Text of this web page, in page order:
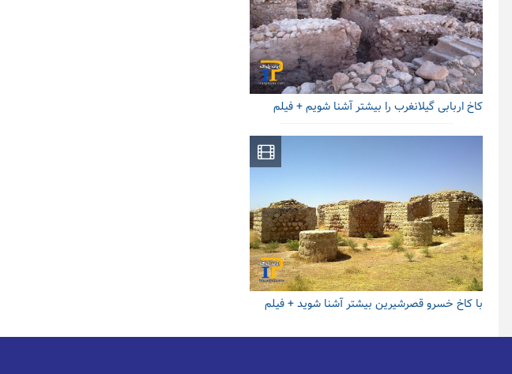
کاخ اربابی گیلانغرب را بیشتر آشنا شویم + فیلم
با کاخ خسرو قصرشیرین بیشتر آشنا شوید + فیلم